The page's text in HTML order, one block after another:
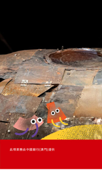
特朗普貼AI「空氣過濾
再以野火煙霧威脅加關
27/07/2026